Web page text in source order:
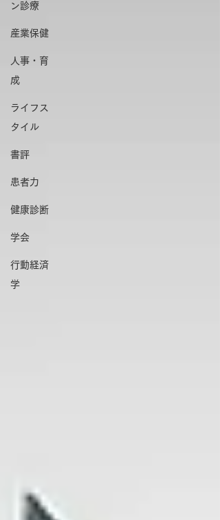
ン診療
産業保健
人事・育
成
ライフス
タイル
書評
患者力
健康診断
学会
行動経済
学